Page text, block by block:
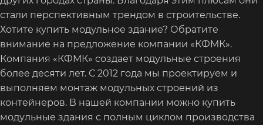
стали перспективным трендом в строительстве.
Хотите купить модульное здание? Обратите
внимание на предложение компании «КФМК».
Компания «КФМК» создает модульные строения
более десяти лет. С 2012 года мы проектируем и
выполняем монтаж модульных строений из
контейнеров. В нашей компании можно купить
модульные здания с полным циклом производства